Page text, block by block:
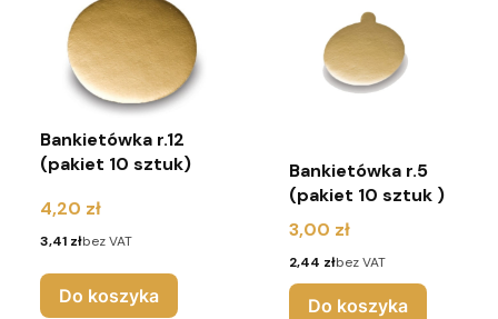
Bankietówka r.12
(pakiet 10 sztuk)
Cena
4,20 zł
Cena
3,41 złbez VAT
Do koszyka
Bankietówka r.5
(pakiet 10 sztuk )
Cena
3,00 zł
Cena
2,44 złbez VAT
Do koszyka